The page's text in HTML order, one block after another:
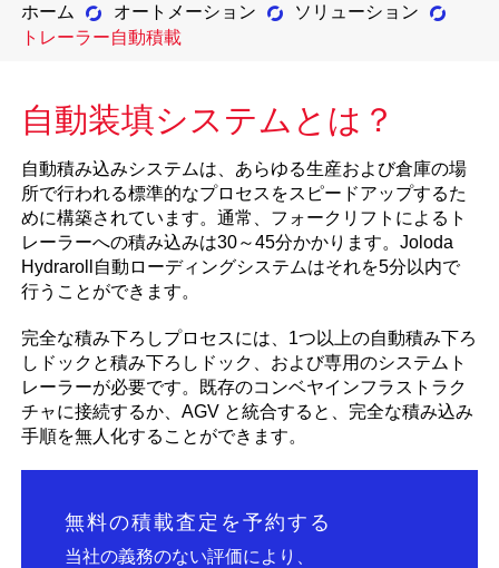
ホーム オートメーション
ソリューション
トレーラー自動積載
自動装填システムとは？
自動積み込みシステムは、あらゆる生産および倉庫の場
所で行われる標準的なプロセスをスピードアップするた
めに構築されています。通常、フォークリフトによるト
レーラーへの積み込みは30～45分かかります。Joloda
Hydraroll自動ローディングシステムはそれを5分以内で
行うことができます。
完全な積み下ろしプロセスには、1つ以上の自動積み下ろ
しドックと積み下ろしドック、および専用のシステムト
レーラーが必要です。既存のコンベヤインフラストラク
チャに接続するか、AGV と統合すると、完全な積み込み
手順を無人化することができます。
無料の積載査定を予約する
当社の義務のない評価により、